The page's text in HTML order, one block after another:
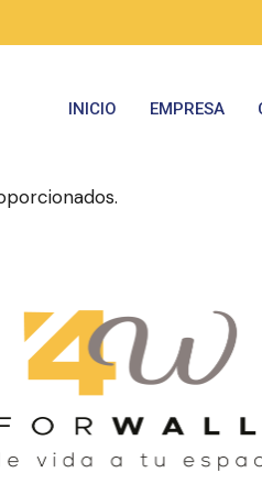
INICIO EMPRESA